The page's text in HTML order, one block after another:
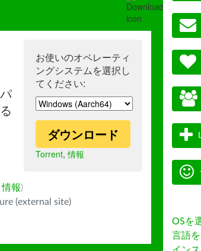
お使いのオペレーティ
ングシステムを選択し
てください:
ダウンロード
Torrent,情報
情報)
(external site)
OSを
言語